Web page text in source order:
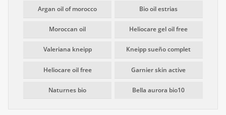
Argan oil of morocco Bio oil estrias
Moroccan oil Heliocare gel oil free
Valeriana kneipp Kneipp sueño complet
Heliocare oil free Garnier skin active
Naturnes bio Bella aurora bio10